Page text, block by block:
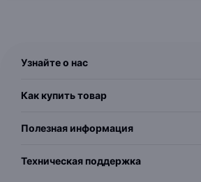
Узнайте о нас
Как купить товар
Полезная информация
Техническая поддержка